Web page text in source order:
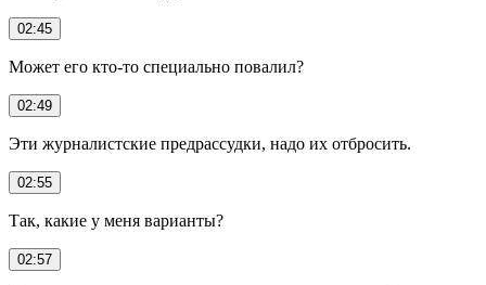
02:45
Может его кто-то специально повалил?
02:49
Эти журналистские предрассудки, надо их отбросить.
02:55
Так, какие у меня варианты?
02:57